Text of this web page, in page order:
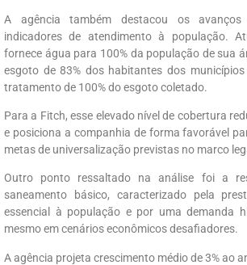
A agência também destacou os
indicadores de atendimento à população.
fornece água para 100% da população de sua
esgoto de 83% dos habitantes dos
tratamento de 100% do esgoto coletado.
Para a Fitch, esse elevado nível de cobertura
e posiciona a companhia de forma favorável
metas de universalização previstas no marco
Outro ponto ressaltado na análise foi a
saneamento básico, caracterizado pela
essencial à população e por uma demanda
mesmo em cenários econômicos desafiadores.
A agência projeta crescimento médio de 3% ao